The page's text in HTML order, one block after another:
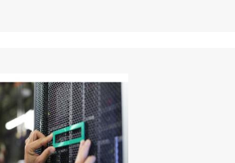
bases de datos han aumentado la
capacidad de memoria con un mayor
HPE SmartMemory DDR4 supera
pruebas y certificaciones que
de rendimiento de la memoria
servidores HPE.